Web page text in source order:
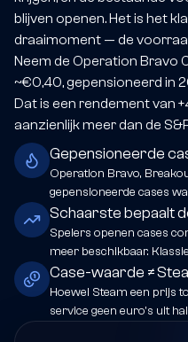
blijven openen. Het is het
draaimoment — de
Neem de Operation Bravo
~€0,40, gepensioneerd in
Dat is een rendement van
aanzienlijk meer dan de
Gepensioneerde
Operation Bravo,
gepensioneerde cases
Schaarste bepaalt
Spelers openen cases
meer beschikbaar.
Case-waarde ≠
Hoewel Steam een prijs
service geen euro's uit